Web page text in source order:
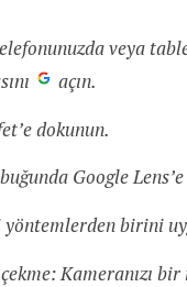
veya
açın.
dokunun.
Google Lens’e
yöntemlerden birini
Kameranızı bir